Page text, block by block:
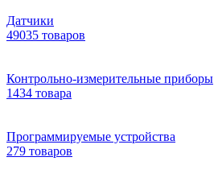
Датчики
49035 товаров
Контрольно-измерительные приборы
1434 товара
Программируемые устройства
279 товаров